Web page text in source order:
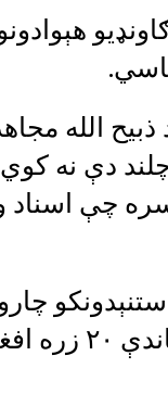
الله
دې نه
چې اسناد
اوونۍ په